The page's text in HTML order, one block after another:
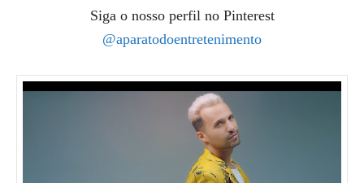
Siga o nosso perfil no Pinterest
@aparatodoentretenimento